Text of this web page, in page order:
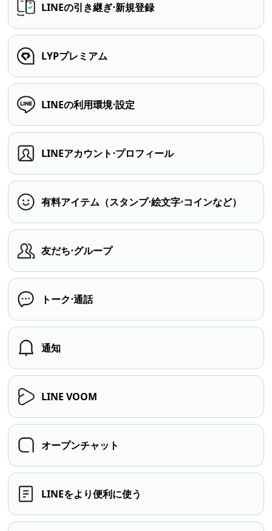
LINEの引き継ぎ⋅新規登録
LYPプレミアム
LINEの利用環境⋅設定
LINEアカウント⋅プロフィール
有料アイテム（スタンプ⋅絵文字⋅コインなど）
友だち⋅グループ
トーク⋅通話
通知
LINE VOOM
オープンチャット
LINEをより便利に使う